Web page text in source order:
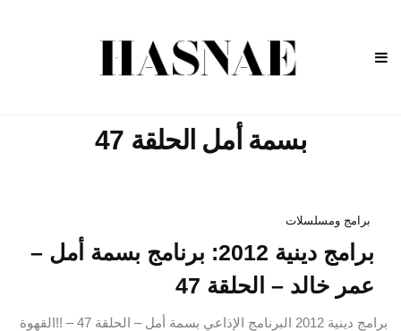
بسمة أمل الحلقة 47
برامج ومسلسلات
برامج دينية 2012: برنامج بسمة أمل –
عمر خالد – الحلقة 47
برامج دينية 2012 البرنامج الإذاعي بسمة أمل – الحلقة 47 – !!القهوة